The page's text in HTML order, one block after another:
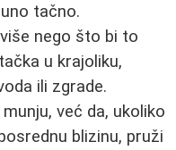
tačno.
nego što bi to
u krajoliku,
ili zgrade.
već da, ukoliko
blizinu, pruži